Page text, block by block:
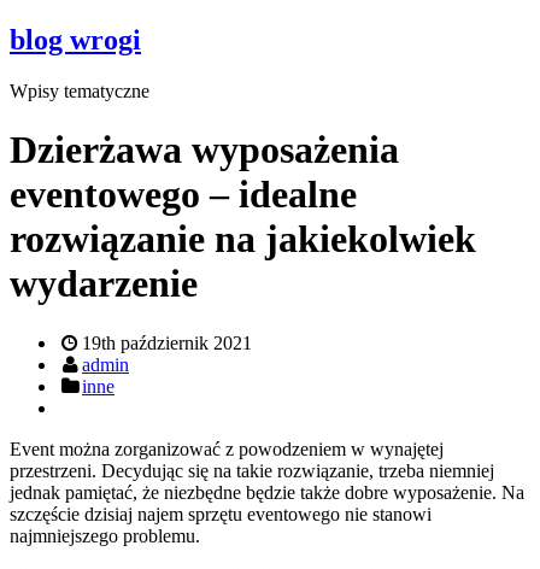
blog wrogi
Wpisy tematyczne
Dzierżawa wyposażenia
eventowego – idealne
rozwiązanie na jakiekolwiek
wydarzenie
19th październik 2021
admin
inne
Event można zorganizować z powodzeniem w wynajętej
przestrzeni. Decydując się na takie rozwiązanie, trzeba niemniej
jednak pamiętać, że niezbędne będzie także dobre wyposażenie. Na
szczęście dzisiaj najem sprzętu eventowego nie stanowi
najmniejszego problemu.